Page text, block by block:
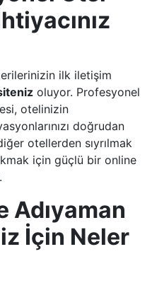
ilk iletişim
oluyor. Profesyonel
otelinizin
doğrudan
otellerden sıyrılmak
için güçlü bir online
Adıyaman
İçin Neler